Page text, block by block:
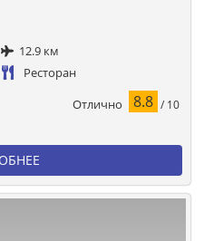
12.9 км
Ресторан
Отлично 8.8 / 10